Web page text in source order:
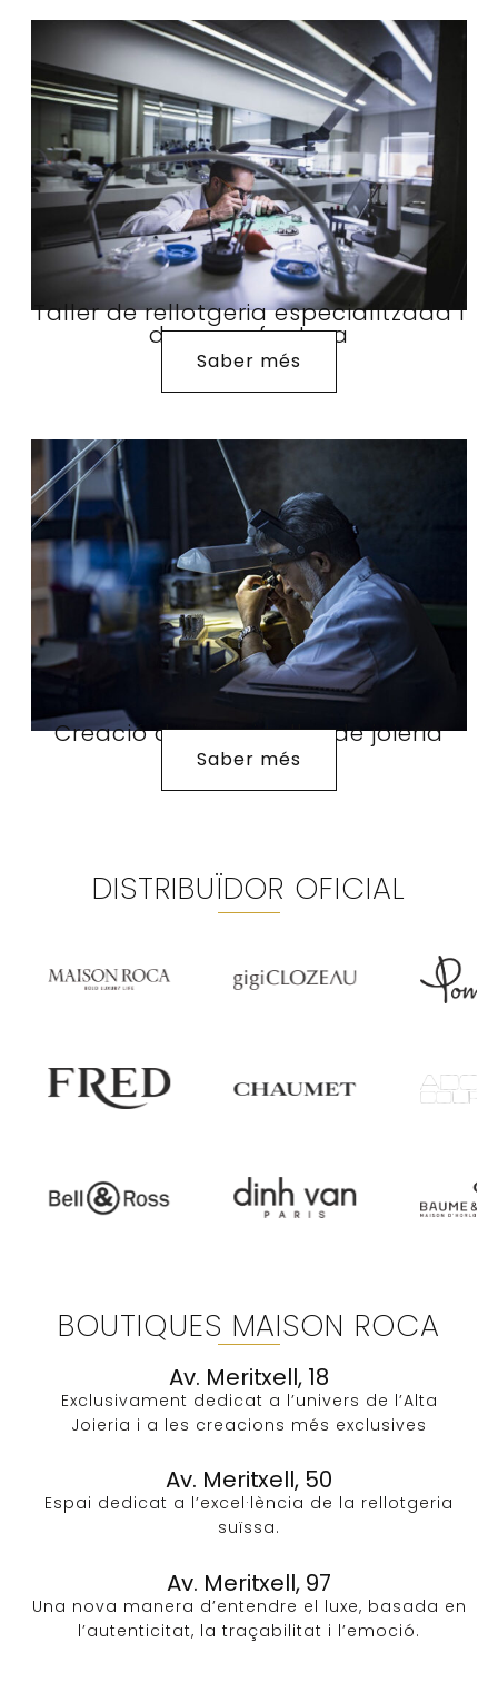
Taller de rellotgeria especialitzada i
de manufactura
Saber més
Creació de joies i taller de joieria
Saber més
DISTRIBUÏDOR OFICIAL
BOUTIQUES MAISON ROCA
Av. Meritxell, 18
Exclusivament dedicat a l’univers de l’Alta
Joieria i a les creacions més exclusives​
Av. Meritxell, 50
Espai dedicat a l’excel·lència de la rellotgeria
suïssa.
Av. Meritxell, 97
Una nova manera d’entendre el luxe, basada en
l’autenticitat, la traçabilitat i l’emoció.